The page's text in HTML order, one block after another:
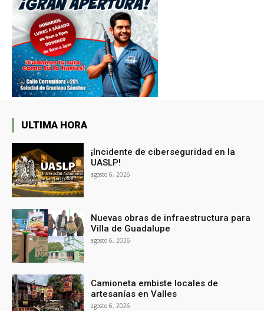
ULTIMA HORA
¡Incidente de ciberseguridad en la
UASLP!
agosto 6, 2026
Nuevas obras de infraestructura para
Villa de Guadalupe
agosto 6, 2026
Camioneta embiste locales de
artesanías en Valles
agosto 6, 2026